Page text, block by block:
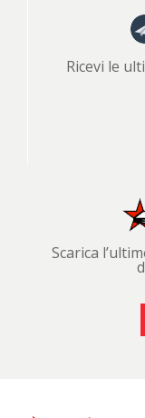
Ricevi le
Scarica